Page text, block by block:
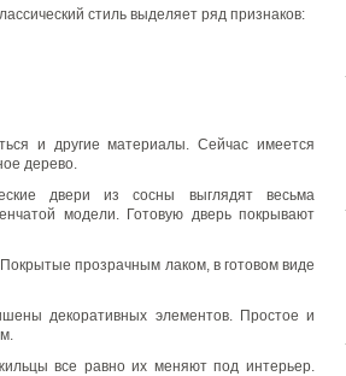
стиль выделяет ряд признаков:
и другие материалы. Сейчас имеется
дерево.
двери из сосны выглядят весьма
модели. Готовую дверь покрывают
прозрачным лаком, в готовом виде
декоративных элементов. Простое и
все равно их меняют под интерьер.